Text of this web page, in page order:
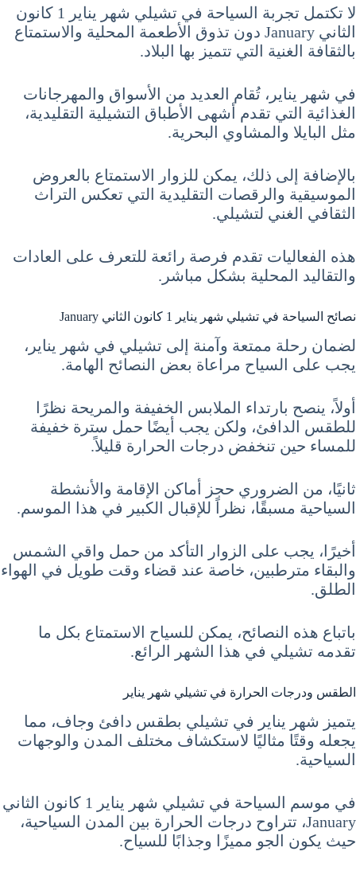
لا تكتمل تجربة السياحة في تشيلي شهر يناير 1 كانون
الثاني January دون تذوق الأطعمة المحلية والاستمتاع
بالثقافة الغنية التي تتميز بها البلاد.
في شهر يناير، تُقام العديد من الأسواق والمهرجانات
الغذائية التي تقدم أشهى الأطباق التشيلية التقليدية،
مثل البايلا والمشاوي البحرية.
بالإضافة إلى ذلك، يمكن للزوار الاستمتاع بالعروض
الموسيقية والرقصات التقليدية التي تعكس التراث
الثقافي الغني لتشيلي.
هذه الفعاليات تقدم فرصة رائعة للتعرف على العادات
والتقاليد المحلية بشكل مباشر.
نصائح السياحة في تشيلي شهر يناير 1 كانون الثاني January
لضمان رحلة ممتعة وآمنة إلى تشيلي في شهر يناير،
يجب على السياح مراعاة بعض النصائح الهامة.
أولاً، ينصح بارتداء الملابس الخفيفة والمريحة نظرًا
للطقس الدافئ، ولكن يجب أيضًا حمل سترة خفيفة
للمساء حين تنخفض درجات الحرارة قليلاً.
ثانيًا، من الضروري حجز أماكن الإقامة والأنشطة
السياحية مسبقًا، نظراً للإقبال الكبير في هذا الموسم.
أخيرًا، يجب على الزوار التأكد من حمل واقي الشمس
والبقاء مترطبين، خاصة عند قضاء وقت طويل في الهواء
الطلق.
باتباع هذه النصائح، يمكن للسياح الاستمتاع بكل ما
تقدمه تشيلي في هذا الشهر الرائع.
الطقس ودرجات الحرارة في تشيلي شهر يناير
يتميز شهر يناير في تشيلي بطقس دافئ وجاف، مما
يجعله وقتًا مثاليًا لاستكشاف مختلف المدن والوجهات
السياحية.
في موسم السياحة في تشيلي شهر يناير 1 كانون الثاني
January، تتراوح درجات الحرارة بين المدن السياحية،
حيث يكون الجو مميزًا وجذابًا للسياح.